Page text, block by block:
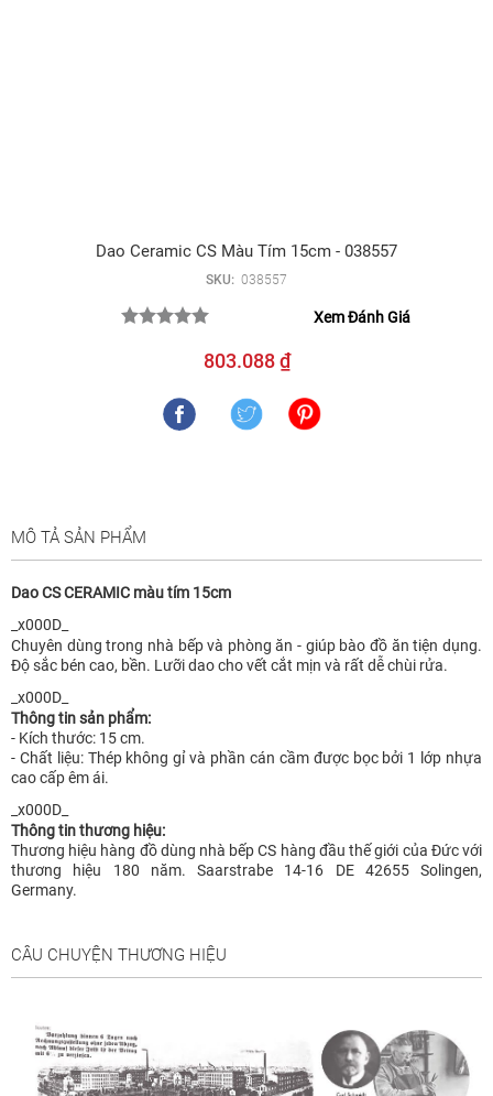
Dao Ceramic CS Màu Tím 15cm - 038557
SKU: 038557
Xem Đánh Giá
803.088 ₫
MÔ TẢ SẢN PHẨM
Dao CS CERAMIC màu tím 15cm
_x000D_
Chuyên dùng trong nhà bếp và phòng ăn - giúp bào đồ ăn tiện dụng.
Độ sắc bén cao, bền. Lưỡi dao cho vết cắt mịn và rất dễ chùi rửa.
_x000D_
Thông tin sản phẩm:
- Kích thước: 15 cm.
- Chất liệu: Thép không gỉ và phần cán cầm được bọc bởi 1 lớp nhựa
cao cấp êm ái.
_x000D_
Thông tin thương hiệu:
Thương hiệu hàng đồ dùng nhà bếp CS hàng đầu thế giới của Đức với
thương hiệu 180 năm. Saarstrabe 14-16 DE 42655 Solingen,
Germany.
CÂU CHUYỆN THƯƠNG HIỆU